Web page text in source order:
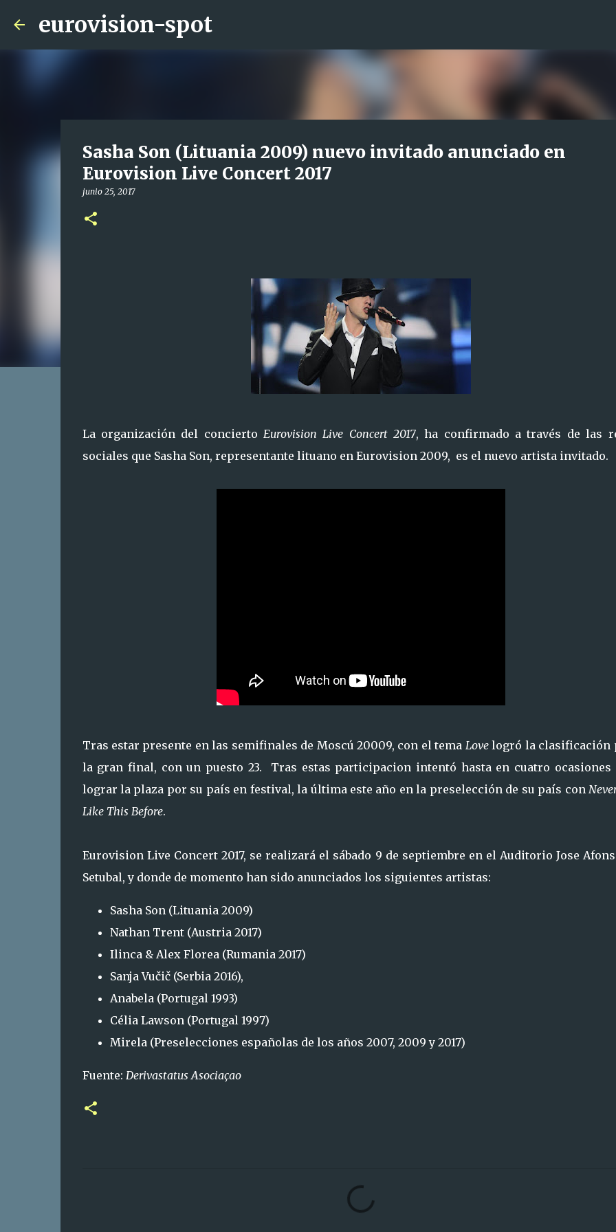
eurovision-spot
Sasha Son (Lituania 2009) nuevo invitado anunciado en
Eurovision Live Concert 2017
junio 25, 2017
La organización del concierto Eurovision Live Concert 2017, ha confirmado a través de las
sociales que Sasha Son, representante lituano en Eurovision 2009, es el nuevo artista invitado.
Tras estar presente en las semifinales de Moscú 20009, con el tema Lovelogró la clasificación
la gran final, con un puesto 23. Tras estas participacion intentó hasta en cuatro ocasiones
lograr la plaza por su país en festival, la última este año en la preselección de su país con
Like This Before.
Eurovision Live Concert 2017, se realizará el sábado 9 de septiembre en el Auditorio Jose
Setubal, y donde de momento han sido anunciados los siguientes artistas:
Sasha Son (Lituania 2009)
Nathan Trent (Austria 2017)
Ilinca & Alex Florea (Rumania 2017)
Sanja Vučič (Serbia 2016),
Anabela (Portugal 1993)
Célia Lawson (Portugal 1997)
Mirela (Preselecciones españolas de los años 2007, 2009 y 2017)
Fuente: Derivastatus Asociaçao